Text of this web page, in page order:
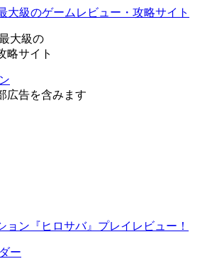
大級の
略サイト
広告を含みます
ョン『ヒロサバ』プレイレビュー！
ー